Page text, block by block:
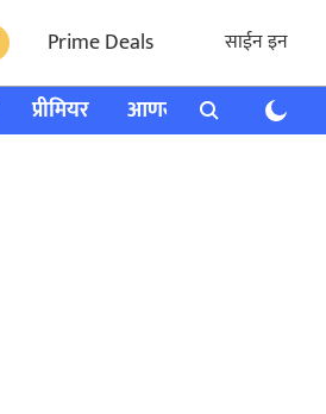
Prime Deals साईन इन
प्रीमियर आणखी राशी भविष्य